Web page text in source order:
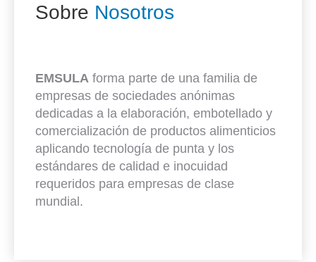
Sobre Nosotros
EMSULA forma parte de una familia de
empresas de sociedades anónimas
dedicadas a la elaboración, embotellado y
comercialización de productos alimenticios
aplicando tecnología de punta y los
estándares de calidad e inocuidad
requeridos para empresas de clase
mundial.